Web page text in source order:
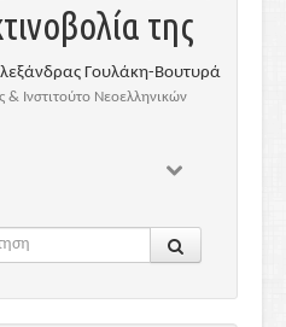
της
Γουλάκη-Βουτυρά
& Ινστιτούτο Νεοελληνικών